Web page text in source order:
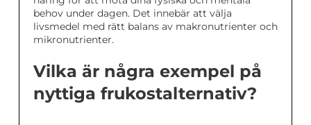
behov under dagen. Det innebär att välja
livsmedel med rätt balans av makronutrienter och
mikronutrienter.
Vilka är några exempel på
nyttiga frukostalternativ?